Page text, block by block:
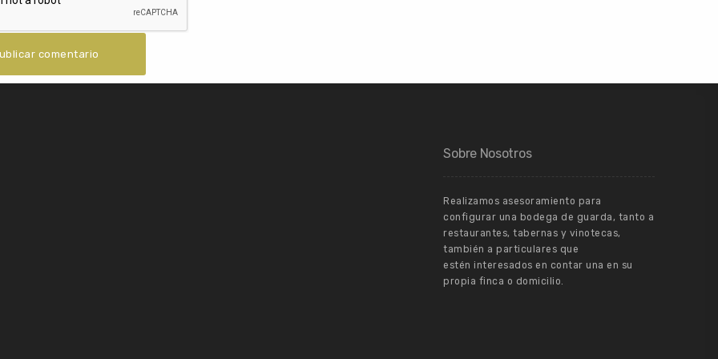
Sobre Nosotros
Realizamos asesoramiento para
configurar una bodega de guarda, tanto a
restaurantes, tabernas y vinotecas,
también a particulares que
estén interesados en contar una en su
propia finca o domicilio.